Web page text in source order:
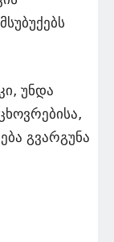
უნდა
გვარგუნა